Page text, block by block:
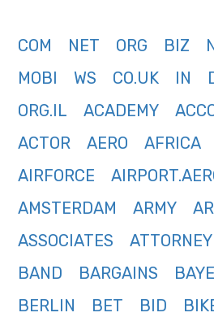
COM NET ORG BIZ
MOBI
WS CO.UK IN
ORG.IL
ACADEMY
ACTOR
AERO AFRICA
AIRFORCE
AMSTERDAM
ARMY
ASSOCIATES
ATTORNEY
BAND
BARGAINS
BERLIN
BET BID